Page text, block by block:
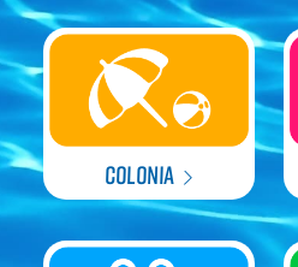
COLONIA